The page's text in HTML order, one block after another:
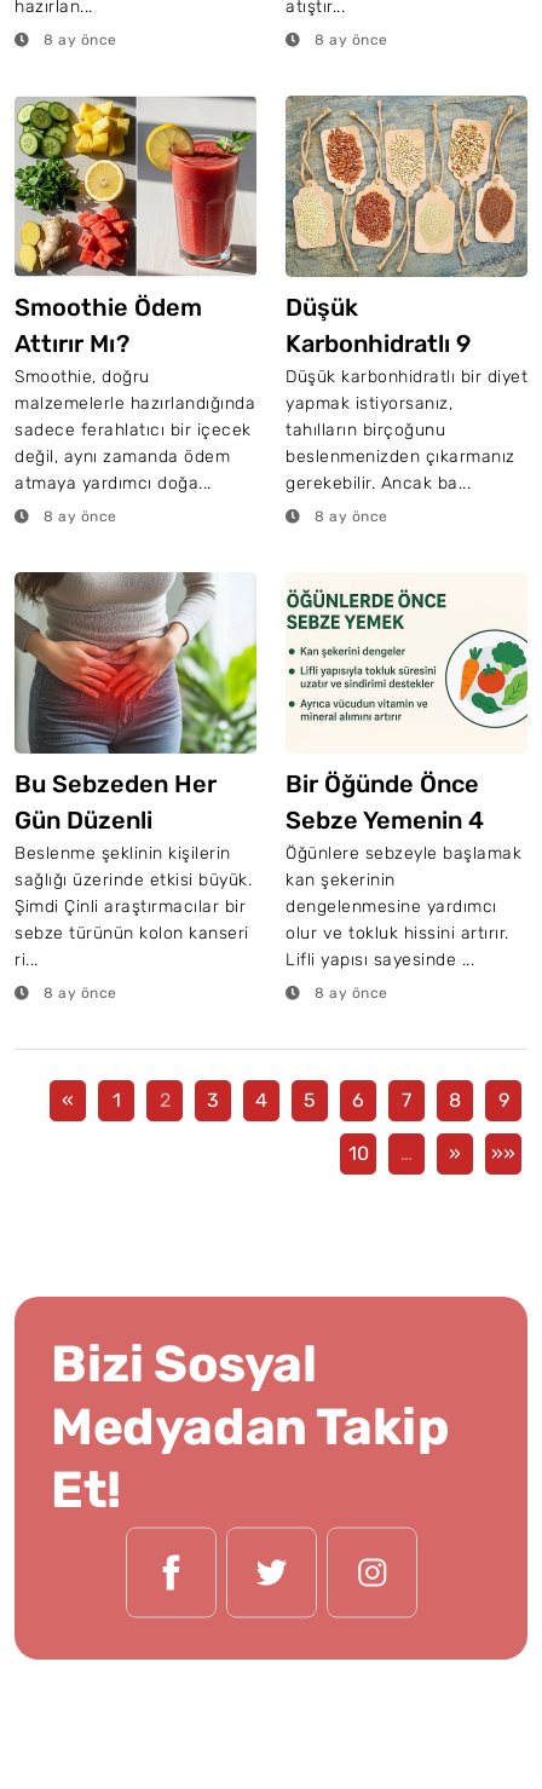
hazırlan...
8 ay önce
atıştır...
8 ay önce
Smoothie Ödem
Attırır Mı?
Smoothie, doğru
malzemelerle hazırlandığında
sadece ferahlatıcı bir içecek
değil, aynı zamanda ödem
atmaya yardımcı doğa...
8 ay önce
Düşük
Karbonhidratlı 9
Tahıl
Düşük karbonhidratlı bir diyet
yapmak istiyorsanız,
tahılların birçoğunu
beslenmenizden çıkarmanız
gerekebilir. Ancak ba...
8 ay önce
Bu Sebzeden Her
Gün Düzenli
Tüketmek Kolon
Kanseri Riskini
Yüzde 20 Azalıyor
Beslenme şeklinin kişilerin
sağlığı üzerinde etkisi büyük.
Şimdi Çinli araştırmacılar bir
sebze türünün kolon kanseri
ri...
8 ay önce
Bir Öğünde Önce
Sebze Yemenin 4
Önemi
Öğünlere sebzeyle başlamak
kan şekerinin
dengelenmesine yardımcı
olur ve tokluk hissini artırır.
Lifli yapısı sayesinde ...
8 ay önce
« 1 2 3 4 5 6 7 8 9
10 … » »»
Bizi Sosyal
Medyadan Takip
Et!